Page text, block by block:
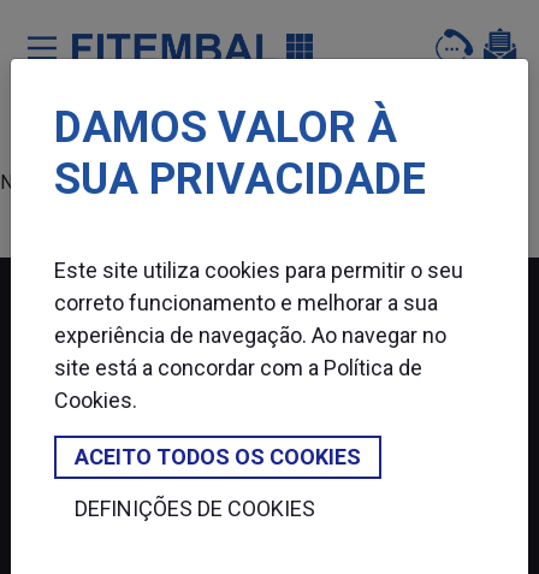
Saltar para o conteï¿½do principal da pï¿½gina
Nenhum produto encontrado.
FITEMBAL
DAMOS VALOR À
SUA PRIVACIDADE
Este site utiliza cookies para permitir o seu
correto funcionamento e melhorar a sua
experiência de navegação. Ao navegar no
site está a concordar com a Política de
Cookies.
ACEITO TODOS OS COOKIES
DEFINIÇÕES DE COOKIES